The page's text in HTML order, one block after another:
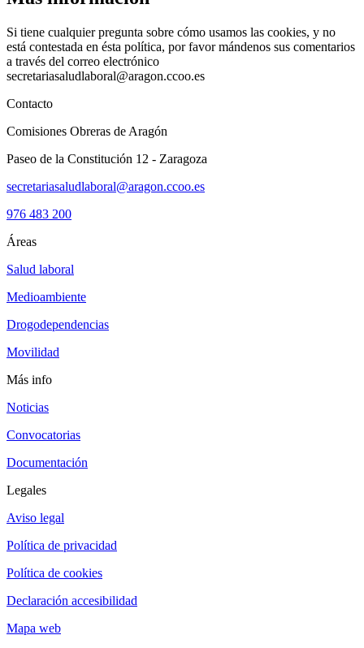
Si tiene cualquier pregunta sobre cómo usamos las cookies, y no
está contestada en ésta política, por favor mándenos sus comentarios
a través del correo electrónico
secretariasaludlaboral@aragon.ccoo.es
Contacto
Comisiones Obreras de Aragón
Paseo de la Constitución 12 - Zaragoza
secretariasaludlaboral@aragon.ccoo.es
976 483 200
Áreas
Salud laboral
Medioambiente
Drogodependencias
Movilidad
Más info
Noticias
Convocatorias
Documentación
Legales
Aviso legal
Política de privacidad
Política de cookies
Declaración accesibilidad
Mapa web